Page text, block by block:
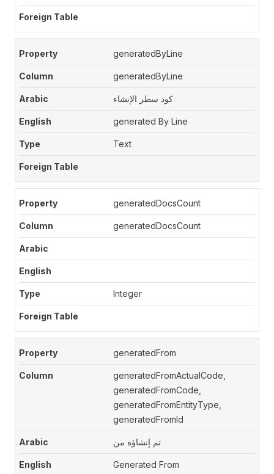
generatedByLine
generatedByLine
كود سطر الإنشاء
generated By Line
Text
generatedDocsCount
generatedDocsCount
Integer
generatedFrom
generatedFromActualCode,
generatedFromCode,
generatedFromEntityType,
generatedFromId
تم إنشاؤه من
Generated From